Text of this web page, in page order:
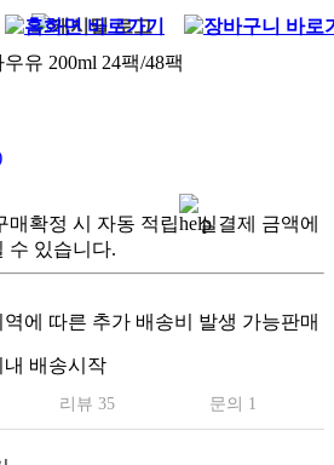
유 200ml 24팩/48팩
매확정 시 자동 적립
실결제 금액에
수 있습니다.
역에 따른 추가 배송비 발생 가능판매
내 배송시작
리뷰 35 문의 1